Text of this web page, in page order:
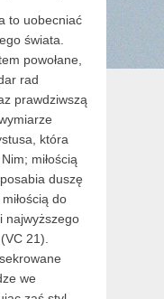
to uobecniać
świata.
powołane,
rad
prawdziwszą
która
miłością
duszę
do
najwyższego
21).
we